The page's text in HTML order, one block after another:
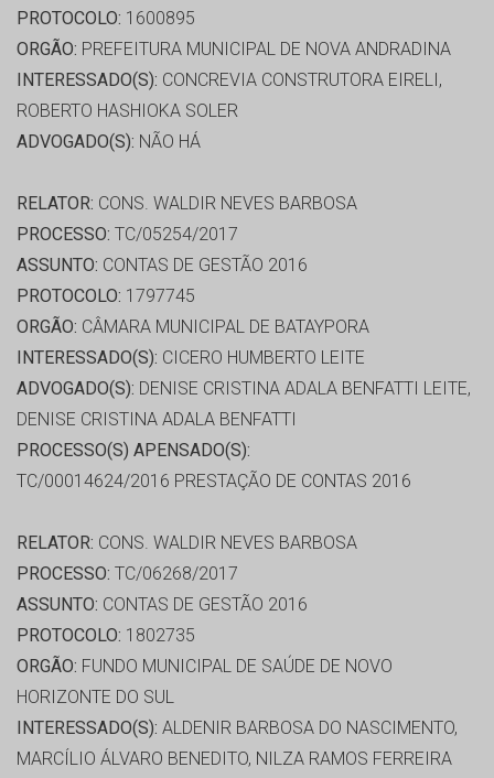
PROTOCOLO: 1600895
ORGÃO: PREFEITURA MUNICIPAL DE NOVA ANDRADINA
INTERESSADO(S): CONCREVIA CONSTRUTORA EIRELI,
ROBERTO HASHIOKA SOLER
ADVOGADO(S): NÃO HÁ
RELATOR: CONS. WALDIR NEVES BARBOSA
PROCESSO: TC/05254/2017
ASSUNTO: CONTAS DE GESTÃO 2016
PROTOCOLO: 1797745
ORGÃO: CÂMARA MUNICIPAL DE BATAYPORA
INTERESSADO(S): CICERO HUMBERTO LEITE
ADVOGADO(S): DENISE CRISTINA ADALA BENFATTI LEITE,
DENISE CRISTINA ADALA BENFATTI
PROCESSO(S) APENSADO(S):
TC/00014624/2016 PRESTAÇÃO DE CONTAS 2016
RELATOR: CONS. WALDIR NEVES BARBOSA
PROCESSO: TC/06268/2017
ASSUNTO: CONTAS DE GESTÃO 2016
PROTOCOLO: 1802735
ORGÃO: FUNDO MUNICIPAL DE SAÚDE DE NOVO
HORIZONTE DO SUL
INTERESSADO(S): ALDENIR BARBOSA DO NASCIMENTO,
MARCÍLIO ÁLVARO BENEDITO, NILZA RAMOS FERREIRA